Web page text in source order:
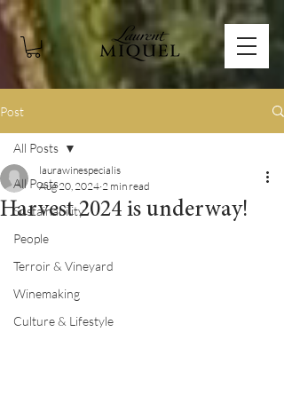
Post
All Posts
Sustainability
People
Terroir & Vineyard
Winemaking
Culture & Lifestyle
All Posts
Harvest 2024 is underway!
laurawinespecialis
Aug 20, 2024 2 min read